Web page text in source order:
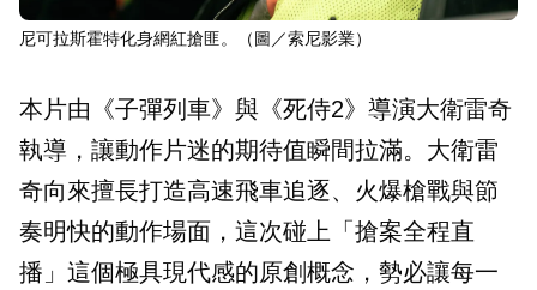
尼可拉斯霍特化身網紅搶匪。（圖／索尼影業）
本片由《子彈列車》與《死侍2》導演大衛雷奇
執導，讓動作片迷的期待值瞬間拉滿。大衛雷
奇向來擅長打造高速飛車追逐、火爆槍戰與節
奏明快的動作場面，這次碰上「搶案全程直
播」這個極具現代感的原創概念，勢必讓每一